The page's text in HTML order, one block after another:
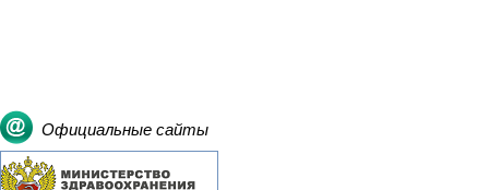
Официальные сайты